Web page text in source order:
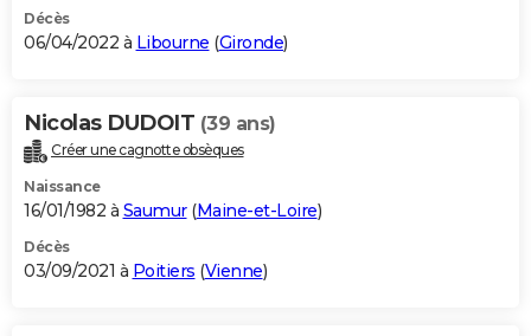
Décès
06/04/2022 à Libourne (Gironde)
Nicolas DUDOIT (39 ans)
Créer une cagnotte obsèques
Naissance
16/01/1982 à Saumur(Maine-et-Loire)
Décès
03/09/2021 à Poitiers (Vienne)